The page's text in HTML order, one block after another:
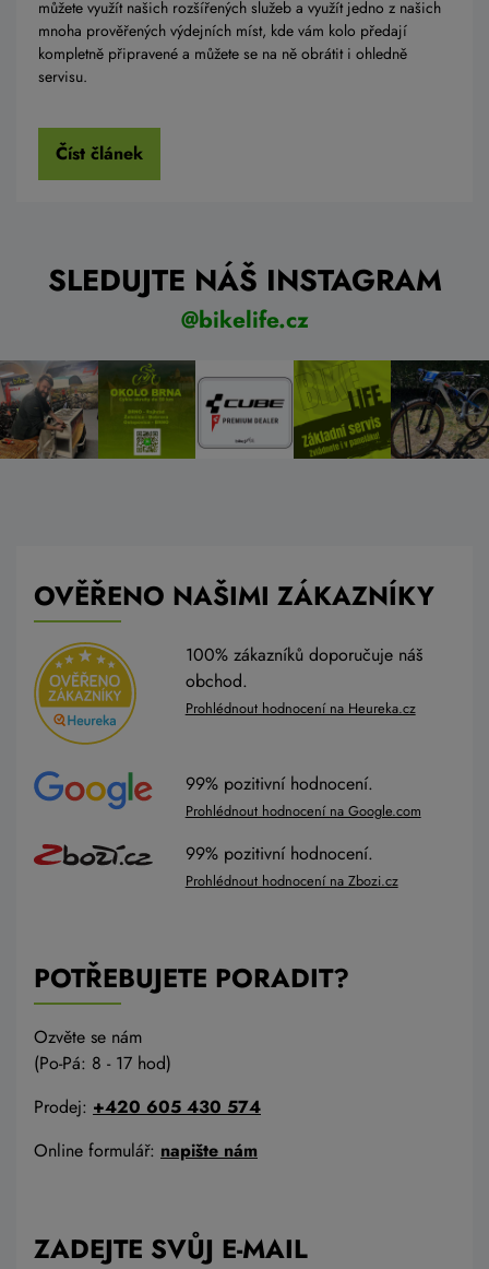
můžete využít našich rozšířených služeb a využít jedno z našich
mnoha prověřených výdejních míst, kde vám kolo předají
kompletně připravené a můžete se na ně obrátit i ohledně
servisu.
Číst článek
SLEDUJTE NÁŠ INSTAGRAM
@bikelife.cz
OVĚŘENO NAŠIMI ZÁKAZNÍKY
100% zákazníků doporučuje náš
obchod.
Prohlédnout hodnocení na Heureka.cz
99% pozitivní hodnocení.
Prohlédnout hodnocení na Google.com
99% pozitivní hodnocení.
Prohlédnout hodnocení na Zbozi.cz
POTŘEBUJETE PORADIT?
Ozvěte se nám
(Po-Pá: 8 - 17 hod)
Prodej: +420 605 430 574
Online formulář: napište nám
ZADEJTE SVŮJ E-MAIL